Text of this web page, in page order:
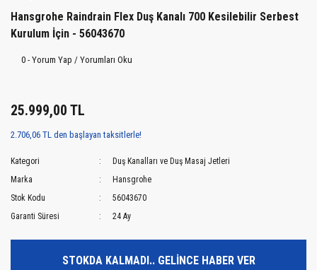
Hansgrohe Raindrain Flex Duş Kanalı 700 Kesilebilir Serbest
Kurulum İçin - 56043670
0 - Yorum Yap / Yorumları Oku
25.999,00 TL
2.706,06 TL den başlayan taksitlerle!
Kategori
Duş Kanalları ve Duş Masaj Jetleri
Marka
Hansgrohe
Stok Kodu
56043670
Garanti Süresi
24 Ay
STOKDA KALMADI.. GELİNCE HABER VER